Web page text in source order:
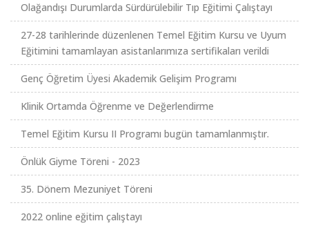
Olağandışı Durumlarda Sürdürülebilir Tıp Eğitimi Çalıştayı
27-28 tarihlerinde düzenlenen Temel Eğitim Kursu ve Uyum
Eğitimini tamamlayan asistanlarımıza sertifikaları verildi
Genç Öğretim Üyesi Akademik Gelişim Programı
Klinik Ortamda Öğrenme ve Değerlendirme
Temel Eğitim Kursu II Programı bugün tamamlanmıştır.
Önlük Giyme Töreni - 2023
35. Dönem Mezuniyet Töreni
2022 online eğitim çalıştayı